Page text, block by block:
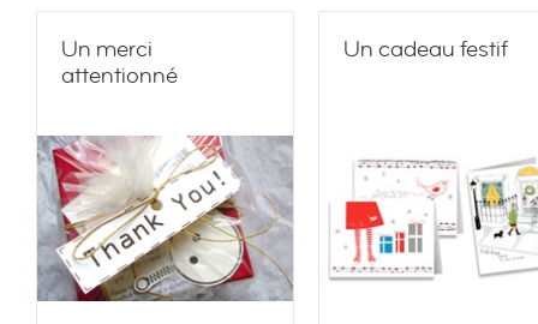
Un merci
attentionné
Un cadeau festif